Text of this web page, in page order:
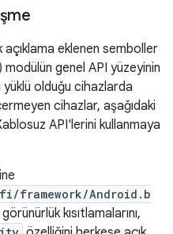
açıklama eklenen semboller
modülün genel API yüzeyinin
olduğu cihazlarda
cihazlar, aşağıdaki
API'lerini kullanmaya
framework/Android.b
kısıtlamalarını,